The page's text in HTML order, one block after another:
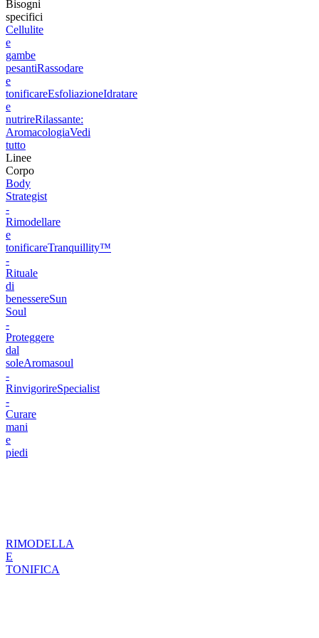
Bisogni
specifici
Cellulite
e
gambe
pesantiRassodare
e
tonificareEsfoliazioneIdratare
e
nutrireRilassante:
AromacologiaVedi
tutto
Linee
Corpo
Body
Strategist
-
Rimodellare
e
tonificareTranquillity™
-
Rituale
di
benessereSun
Soul
-
Proteggere
dal
soleAromasoul
-
RinvigorireSpecialist
-
Curare
mani
e
piedi
RIMODELLA
E
TONIFICA